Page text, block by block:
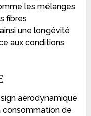
les mélanges
fibres
une longévité
aux conditions
aérodynamique
consommation de